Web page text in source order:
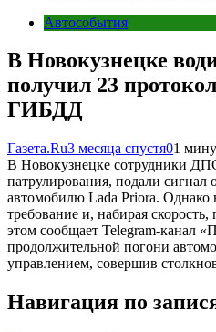
Автособытия
В Новокузнецке
получил 23
ГИБДД
Газета.Ru3 месяца спустя01
В Новокузнецке сотрудники
патрулирования, подали сигнал
автомобилю Lada Priora. Однако
требование и, набирая
этом сообщает Telegram-канал
продолжительной погони
управлением, совершив
Навигация по